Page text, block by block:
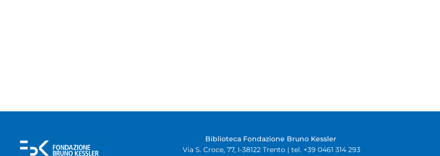
Biblioteca Fondazione Bruno Kessler
Via S. Croce, 77, I-38122 Trento | tel. +39 0461 314 293